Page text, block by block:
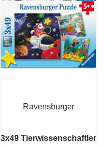
Ravensburger
3x49 Tierwissenschaftler